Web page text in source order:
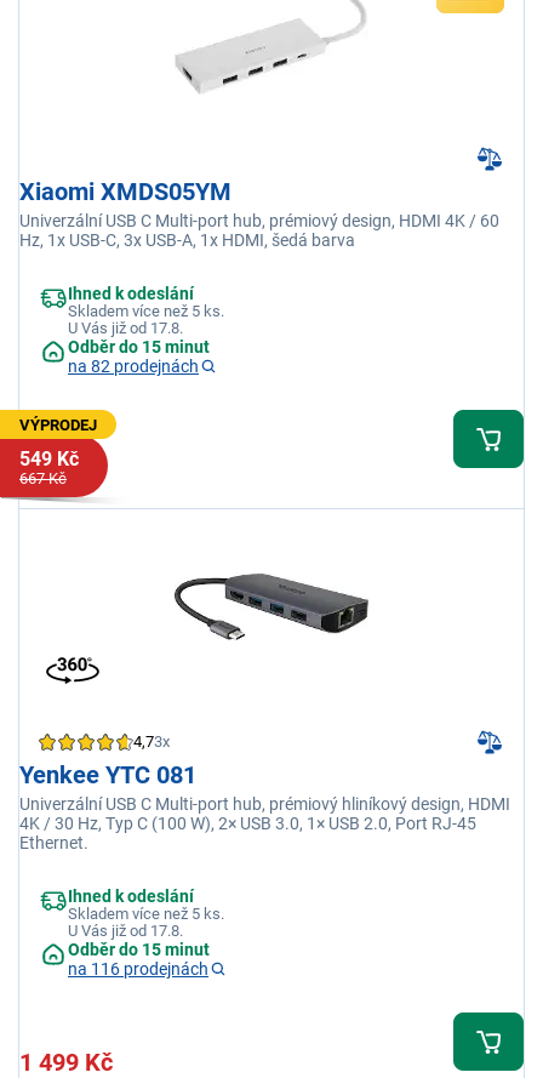
Xiaomi XMDS05YM
Univerzální USB C Multi-port hub, prémiový design, HDMI 4K / 60
Hz, 1x USB-C, 3x USB-A, 1x HDMI, šedá barva
Ihned k odeslání
Skladem více než 5 ks.
U Vás již od 17.8.
Odběr do 15 minut
na 82 prodejnách
VÝPRODEJ
549 Kč
667 Kč
4,73x
Yenkee YTC 081
Univerzální USB C Multi-port hub, prémiový hliníkový design, HDMI
4K / 30 Hz, Typ C (100 W), 2× USB 3.0, 1× USB 2.0, Port RJ-45
Ethernet.
Ihned k odeslání
Skladem více než 5 ks.
U Vás již od 17.8.
Odběr do 15 minut
na 116 prodejnách
1 499 Kč